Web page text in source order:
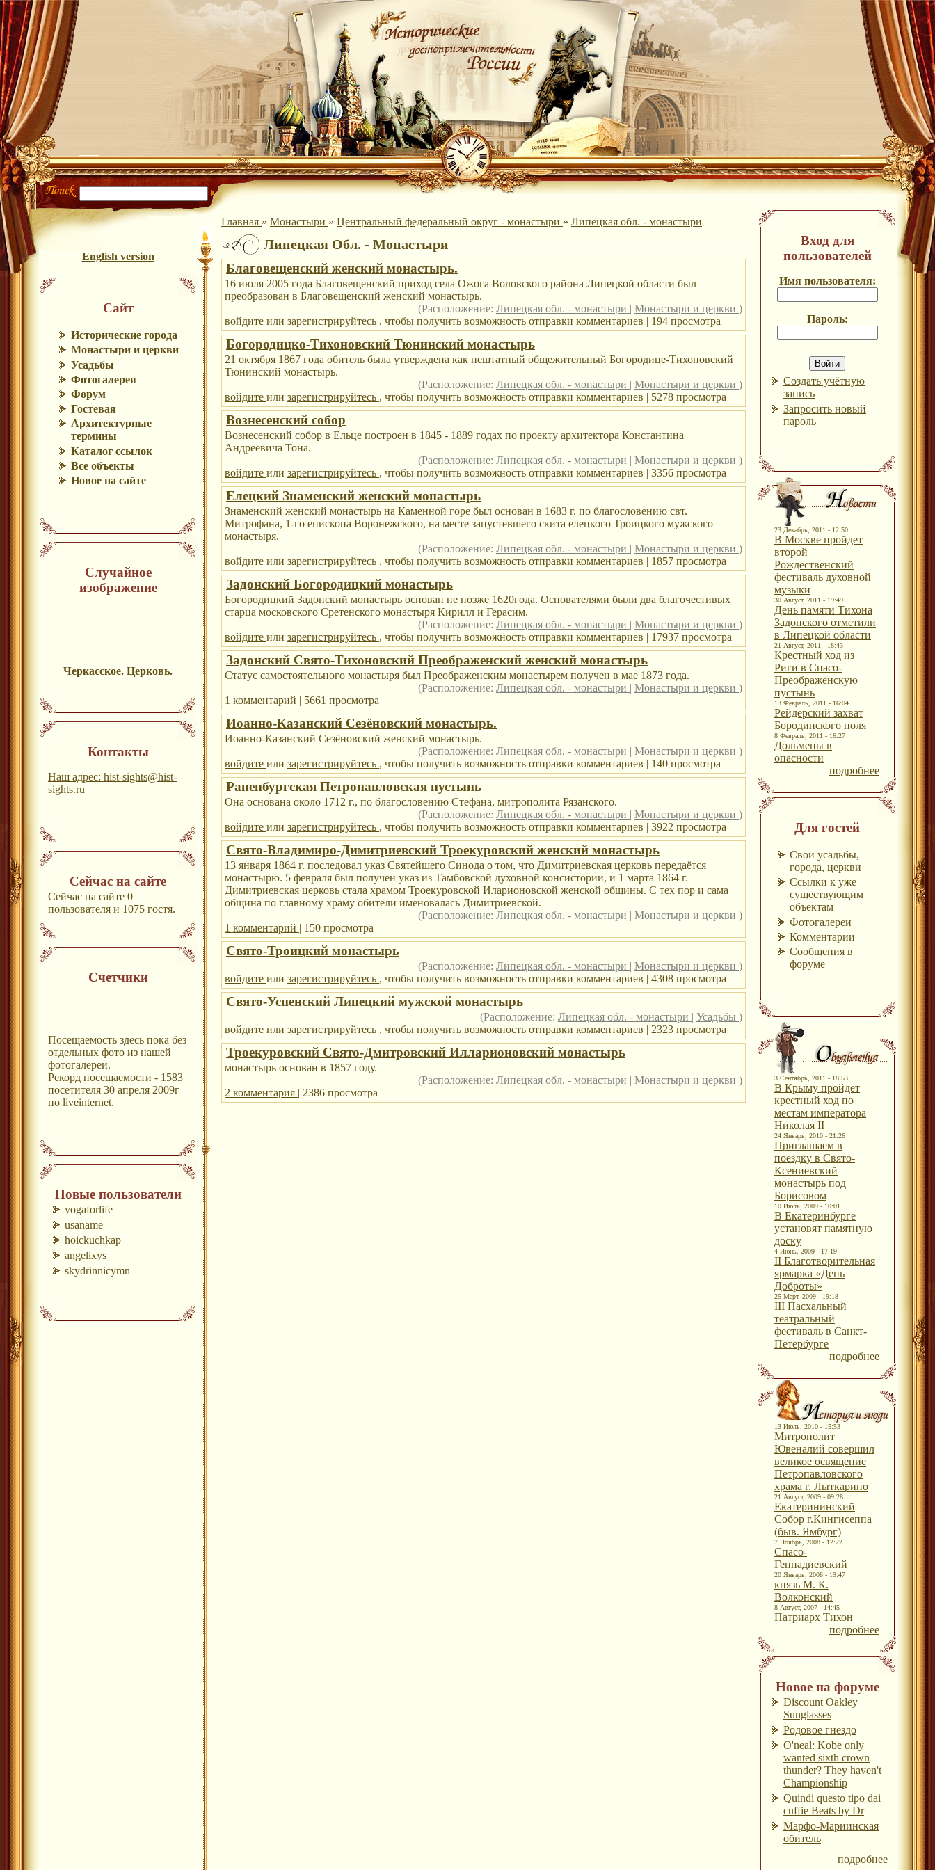
English version
Сайт
Исторические города
Монастыри и церкви
Усадьбы
Фотогалерея
Форум
Гостевая
Архитектурные
термины
Каталог ссылок
Все объекты
Новое на сайте
Случайное
изображение
Черкасское. Церковь.
Контакты
Наш адрес: hist-sights@hist-
sights.ru
Сейчас на сайте
Сейчас на сайте 0
пользователя и 1075 гостя.
Счетчики
Посещаемость здесь пока без
отдельных фото из нашей
фотогалереи.
Рекорд посещаемости - 1583
посетителя 30 апреля 2009г
по liveinternet.
Новые пользователи
yogaforlife
usaname
hoickuchkap
angelixys
skydrinnicymn
Главная » Монастыри » Центральный федеральный округ - монастыри » Липецкая обл. - монастыри
Липецкая Обл. - Монастыри
Благовещенский женский монастырь.
16 июля 2005 года Благовещенский приход села Ожога Воловского района Липецкой области был
преобразован в Благовещенский женский монастырь.
(Расположение: Липецкая обл. - монастыри | Монастыри и церкви )
войдите или зарегистрируйтесь , чтобы получить возможность отправки комментариев | 194 просмотра
Богородицко-Тихоновский Тюнинский монастырь
21 октября 1867 года обитель была утверждена как нештатный общежительный Богородице-Тихоновский
Тюнинский монастырь.
(Расположение: Липецкая обл. - монастыри | Монастыри и церкви )
войдите или зарегистрируйтесь , чтобы получить возможность отправки комментариев | 5278 просмотра
Вознесенский собор
Вознесенский собор в Ельце построен в 1845 - 1889 годах по проекту архитектора Константина
Андреевича Тона.
(Расположение: Липецкая обл. - монастыри | Монастыри и церкви )
войдите или зарегистрируйтесь , чтобы получить возможность отправки комментариев | 3356 просмотра
Елецкий Знаменский женский монастырь
Знаменский женский монастырь на Каменной горе был основан в 1683 г. по благословению свт.
Митрофана, 1-го епископа Воронежского, на месте запустевшего скита елецкого Троицкого мужского
монастыря.
(Расположение: Липецкая обл. - монастыри | Монастыри и церкви )
войдите или зарегистрируйтесь , чтобы получить возможность отправки комментариев | 1857 просмотра
Задонский Богородицкий монастырь
Богородицкий Задонский монастырь основан не позже 1620года. Основателями были два благочестивых
старца московского Сретенского монастыря Кирилл и Герасим.
(Расположение: Липецкая обл. - монастыри | Монастыри и церкви )
войдите или зарегистрируйтесь , чтобы получить возможность отправки комментариев | 17937 просмотра
Задонский Свято-Тихоновский Преображенский женский монастырь
Статус самостоятельного монастыря был Преображенским монастырем получен в мае 1873 года.
(Расположение: Липецкая обл. - монастыри | Монастыри и церкви )
1 комментарий | 5661 просмотра
Иоанно-Казанский Сезёновский монастырь.
Иоанно-Казанский Сезёновский женский монастырь.
(Расположение: Липецкая обл. - монастыри | Монастыри и церкви )
войдите или зарегистрируйтесь , чтобы получить возможность отправки комментариев | 140 просмотра
Раненбургская Петропавловская пустынь
Она основана около 1712 г., по благословению Стефана, митрополита Рязанского.
(Расположение: Липецкая обл. - монастыри | Монастыри и церкви )
войдите или зарегистрируйтесь , чтобы получить возможность отправки комментариев | 3922 просмотра
Свято-Владимиро-Димитриевский Троекуровский женский монастырь
13 января 1864 г. последовал указ Святейшего Синода о том, что Димитриевская церковь передаётся
монастырю. 5 февраля был получен указ из Тамбовской духовной консистории, и 1 марта 1864 г.
Димитриевская церковь стала храмом Троекуровской Иларионовской женской общины. С тех пор и сама
община по главному храму обители именовалась Димитриевской.
(Расположение: Липецкая обл. - монастыри | Монастыри и церкви )
1 комментарий | 150 просмотра
Свято-Троицкий монастырь
(Расположение: Липецкая обл. - монастыри | Монастыри и церкви )
войдите или зарегистрируйтесь , чтобы получить возможность отправки комментариев | 4308 просмотра
Свято-Успенский Липецкий мужской монастырь
(Расположение: Липецкая обл. - монастыри | Усадьбы )
войдите или зарегистрируйтесь , чтобы получить возможность отправки комментариев | 2323 просмотра
Троекуровский Свято-Дмитровский Илларионовский монастырь
монастырь основан в 1857 году.
(Расположение: Липецкая обл. - монастыри | Монастыри и церкви )
2 комментария | 2386 просмотра
Вход для
пользователей
Имя пользователя:
Пароль:
Создать учётную
запись
Запросить новый
пароль
23 Декабрь, 2011 - 12:50
В Москве пройдет
второй
Рождественский
фестиваль духовной
музыки
30 Август, 2011 - 19:49
День памяти Тихона
Задонского отметили
в Липецкой области
21 Август, 2011 - 18:43
Крестный ход из
Риги в Спасо-
Преображенскую
пустынь
13 Февраль, 2011 - 16:04
Рейдерский захват
Бородинского поля
8 Февраль, 2011 - 16:27
Дольмены в
опасности
подробнее
Для гостей
Свои усадьбы,
города, церкви
Ссылки к уже
существующим
объектам
Фотогалереи
Комментарии
Сообщения в
форуме
3 Сентябрь, 2011 - 18:53
В Крыму пройдет
крестный ход по
местам императора
Николая II
24 Январь, 2010 - 21:26
Приглашаем в
поездку в Свято-
Ксениевский
монастырь под
Борисовом
10 Июль, 2009 - 10:01
В Екатеринбурге
установят памятную
доску
4 Июнь, 2009 - 17:19
II Благотворительная
ярмарка «День
Доброты»
25 Март, 2009 - 19:18
III Пасхальный
театральный
фестиваль в Санкт-
Петербурге
подробнее
13 Июль, 2010 - 15:53
Митрополит
Ювеналий совершил
великое освящение
Петропавловского
храма г. Лыткарино
21 Август, 2009 - 09:28
Екатерининский
Собор г.Кингисеппа
(быв. Ямбург)
7 Ноябрь, 2008 - 12:22
Спасо-
Геннадиевский
20 Январь, 2008 - 19:47
князь М. К.
Волконский
8 Август, 2007 - 14:45
Патриарх Тихон
подробнее
Новое на форуме
Discount Oakley
Sunglasses
Родовое гнездо
O'neal: Kobe only
wanted sixth crown
thunder? They haven't
Championship
Quindi questo tipo dai
cuffie Beats by Dr
Марфо-Мариинская
обитель
подробнее